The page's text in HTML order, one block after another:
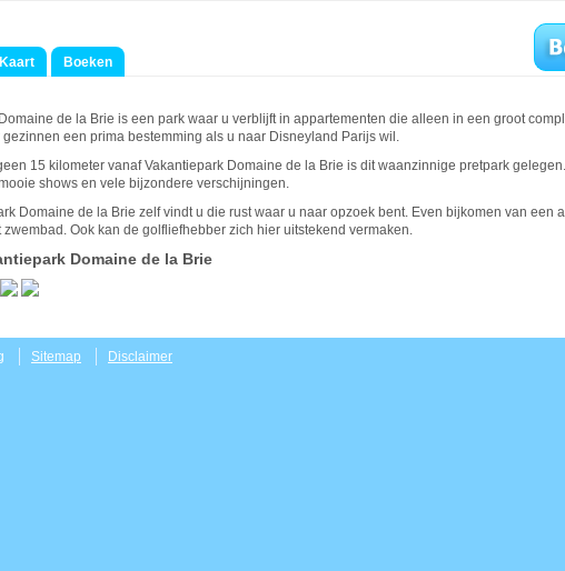
Kaart Boeken
de la Brie is een park waar u verblijft in appartementen die alleen in een groot
gezinnen een prima bestemming als u naar Disneyland Parijs wil.
15 kilometer vanaf Vakantiepark Domaine de la Brie is dit waanzinnige pretpark
shows en vele bijzondere verschijningen.
Domaine de la Brie zelf vindt u die rust waar u naar opzoek bent. Even bijkomen van een
zwembad. Ook kan de golfliefhebber zich hier uitstekend vermaken.
Domaine de la Brie
Sitemap Disclaimer